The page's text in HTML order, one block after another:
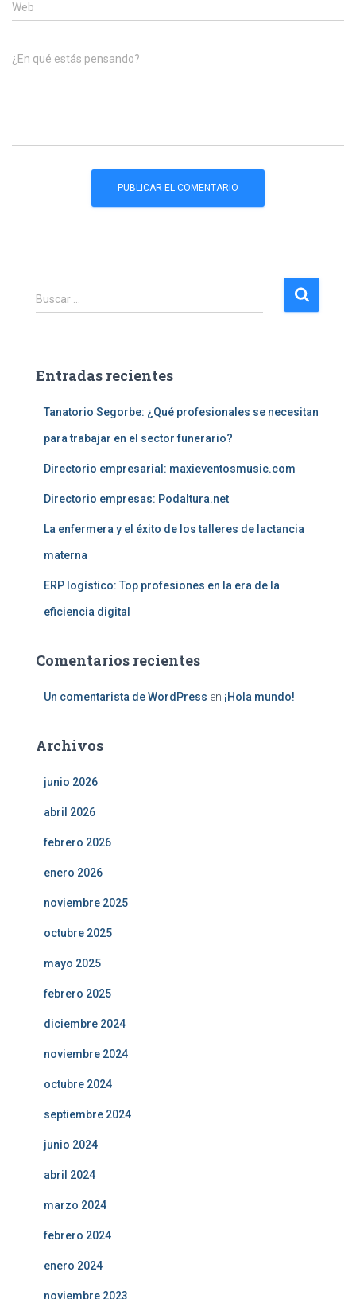
Web
¿En qué estás pensando?
B
u
r
Buscar …
Entradas recientes
Tanatorio Segorbe: ¿Qué profesionales se necesitan
para trabajar en el sector funerario?
Directorio empresarial: maxieventosmusic.com
Directorio empresas: Podaltura.net
La enfermera y el éxito de los talleres de lactancia
materna
ERP logístico: Top profesiones en la era de la
eficiencia digital
Comentarios recientes
Un comentarista de WordPress en ¡Hola mundo!
Archivos
junio 2026
abril 2026
febrero 2026
enero 2026
noviembre 2025
octubre 2025
mayo 2025
febrero 2025
diciembre 2024
noviembre 2024
octubre 2024
septiembre 2024
junio 2024
abril 2024
marzo 2024
febrero 2024
enero 2024
noviembre 2023